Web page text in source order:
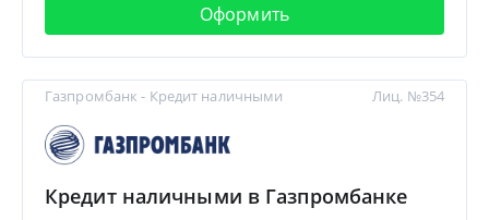
Оформить
Газпромбанк - Кредит наличными
Кредит наличными в Газпромбанке
Лиц. №354